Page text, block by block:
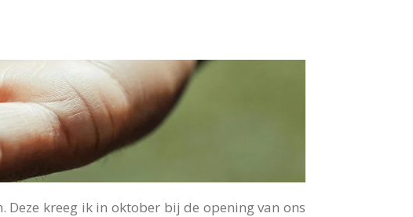
kreeg ik in oktober bij de opening van ons